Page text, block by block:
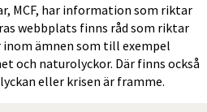
MCF, har information som riktar
webbplats finns råd som riktar
ämnen som till exempel
och naturolyckor. Där finns också
eller krisen är framme.